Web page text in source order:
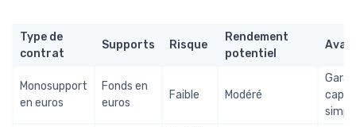
Type de
contrat
Supports Risque
Rendement
potentiel
Monosupport
en euros
Fonds en
euros
Faible Modéré